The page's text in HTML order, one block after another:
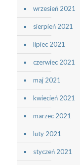
wrzesień 2021
sierpień 2021
lipiec 2021
czerwiec 2021
maj 2021
kwiecień 2021
marzec 2021
luty 2021
styczeń 2021